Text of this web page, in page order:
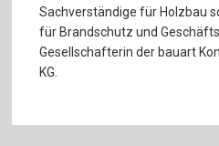
Sachverständige für Holzbau
für Brandschutz und
Gesellschafterin der bauart
KG.